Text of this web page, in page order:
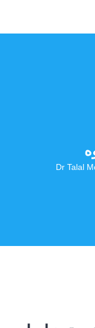
Dr Talal